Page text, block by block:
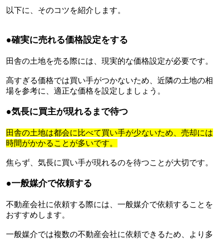
以下に、そのコツを紹介します。
●確実に売れる価格設定をする
田舎の土地を売る際には、現実的な価格設定が必要です。
高すぎる価格では買い手がつかないため、近隣の土地の相
場を参考に、適正な価格を設定しましょう。
●気長に買主が現れるまで待つ
田舎の土地は都会に比べて買い手が少ないため、売却には
時間がかかることが多いです。
焦らず、気長に買い手が現れるのを待つことが大切です。
●一般媒介で依頼する
不動産会社に依頼する際には、一般媒介で依頼することを
おすすめします。
一般媒介では複数の不動産会社に依頼できるため、より多